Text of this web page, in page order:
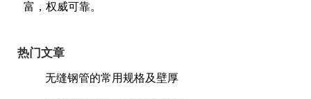
富，权威可靠。
热门文章
无缝钢管的常用规格及壁厚